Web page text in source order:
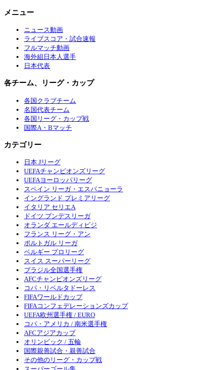
メニュー
ニュース動画
ライブスコア・試合速報
フルマッチ動画
海外組日本人選手
日本代表
各チーム、リーグ・カップ
各国クラブチーム
名国代表チーム
各国リーグ・カップ戦
国際A・Bマッチ
カテゴリー
日本 Jリーグ
UEFAチャンピオンズリーグ
UEFAヨーロッパリーグ
スペイン リーガ・エスパニョーラ
イングランド プレミアリーグ
イタリア セリエA
ドイツ ブンデスリーガ
オランダ エールディビジ
フランス リーグ・アン
ポルトガル リーガ
ベルギー プロリーグ
スイス スーパーリーグ
ブラジル全国選手権
AFCチャンピオンズリーグ
コパ・リベルタドーレス
FIFAワールドカップ
FIFAコンフェデレーションズカップ
UEFA欧州選手権 / EURO
コパ・アメリカ / 南米選手権
AFCアジアカップ
オリンピック / 五輪
国際親善試合・親善試合
その他のリーグ・カップ戦